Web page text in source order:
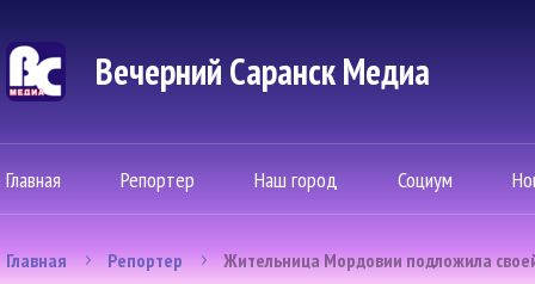
Вечерний Саранск Mедиа
Главная Репортер Наш город Социум
Главная Репортер Жительница Мордовии подложила